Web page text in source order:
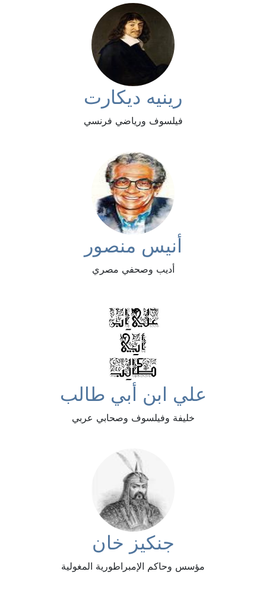
رينيه ديكارت
فيلسوف ورياضي فرنسي
أنيس منصور
أديب وصحفي مصري
علي ابن أبي طالب
خليفة وفيلسوف وصحابي عربي
جنكيز خان
مؤسس وحاكم الإمبراطورية المغولية